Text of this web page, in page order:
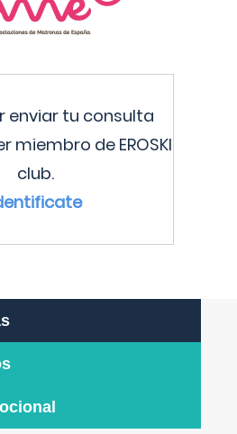
enviar tu consulta
miembro de EROSKI
club.